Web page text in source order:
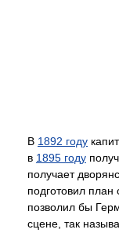
В 1892 году
в 1895 году
получает
подготовил
позволил бы
сцене, так